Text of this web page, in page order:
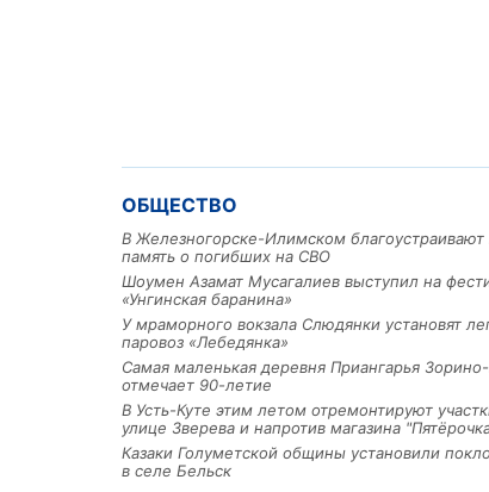
ОБЩЕСТВО
В Железногорске-Илимском
память о погибших на СВО
Шоумен Азамат Мусагалиев выступил на
«Унгинская баранина»
У мраморного вокзала Слюдянки установят
паровоз «Лебедянка»
Самая маленькая деревня Приангарья
отмечает 90-летие
В Усть-Куте этим летом отремонтируют
улице Зверева и напротив магазина
Казаки Голуметской общины установили
в селе Бельск